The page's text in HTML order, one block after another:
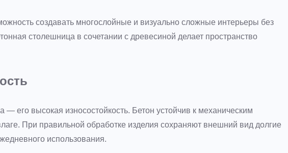
создавать многослойные и визуально сложные интерьеры без
столешница в сочетании с древесиной делает пространство
его высокая износостойкость. Бетон устойчив к механическим
При правильной обработке изделия сохраняют внешний вид долгие
использования.